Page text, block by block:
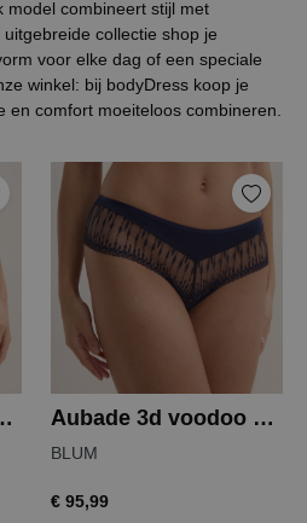
model combineert stijl met
collectie shop je
voor elke dag of een speciale
winkel: bij bodyDress koop je
en comfort moeiteloos combineren.
kiss string Aubade 3d voodoo kiss hipster
BLUM
€ 95,99